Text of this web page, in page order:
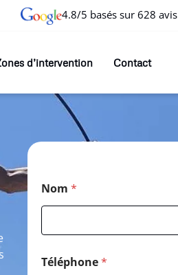
4.8/5 basés sur 628 avis
d’intervention Contact
-
m
i
N
o
Nom *
Téléphone*